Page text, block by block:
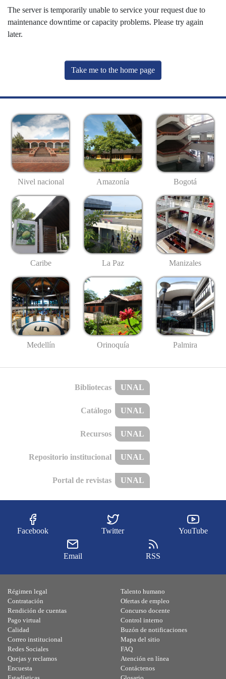
The server is temporarily unable to service your request due to
maintenance downtime or capacity problems. Please try again
later.
Take me to the home page
Nivel nacional Amazonía Bogotá
Caribe La Paz Manizales
Medellín Orinoquía Palmira
Bibliotecas UNAL
Catálogo UNAL
Recursos UNAL
Repositorio institucional UNAL
Portal de revistas UNAL
Facebook Twitter YouTube
Email RSS
Régimen legal
Contratación
Rendición de cuentas
Pago virtual
Calidad
Talento humano
Ofertas de empleo
Concurso docente
Control interno
Buzón de notificaciones
Correo institucional
Redes Sociales
Quejas y reclamos
Encuesta
Mapa del sitio
FAQ
Atención en línea
Contáctenos